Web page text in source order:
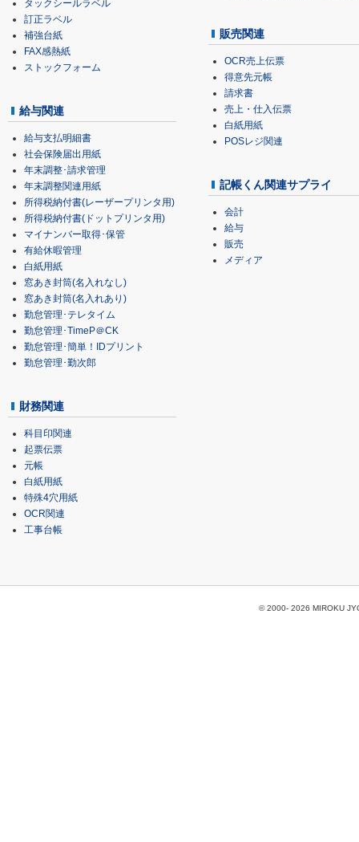
タックシールラベル
訂正ラベル
補強台紙
FAX感熱紙
ストックフォーム
給与関連
給与支払明細書
社会保険届出用紙
年末調整･請求管理
年末調整関連用紙
所得税納付書(レーザープリンタ用)
所得税納付書(ドットプリンタ用)
マイナンバー取得･保管
有給休暇管理
白紙用紙
窓あき封筒(名入れなし)
窓あき封筒(名入れあり)
勤怠管理･テレタイム
勤怠管理･TimeP＠CK
勤怠管理･簡単！IDプリント
勤怠管理･勤次郎
財務関連
科目印関連
起票伝票
元帳
白紙用紙
特殊4穴用紙
OCR関連
工事台帳
販売関連
OCR売上伝票
得意先元帳
請求書
売上・仕入伝票
白紙用紙
POSレジ関連
記帳くん関連サプライ
会計
給与
販売
メディア
© 2000- 2026 MIROKU